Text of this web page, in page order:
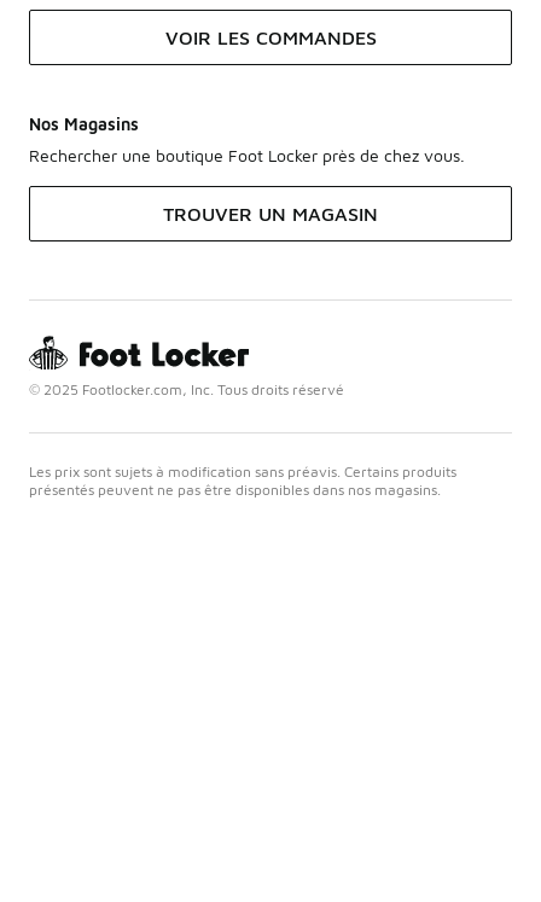
VOIR LES COMMANDES
Nos Magasins
Rechercher une boutique Foot Locker près de chez vous.
TROUVER UN MAGASIN
© 2025 Footlocker.com, Inc. Tous droits réservé
Les prix sont sujets à modification sans préavis. Certains produits
présentés peuvent ne pas être disponibles dans nos magasins.